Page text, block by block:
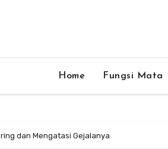
Home Fungsi Mata
dan Mengatasi Gejalanya